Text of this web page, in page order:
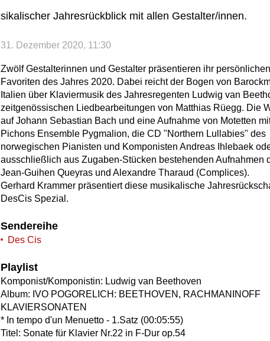
Jahresrückblick mit allen Gestalter/innen.
31. Dezember 2020, 11:30
Zwölf Gestalterinnen und Gestalter präsentieren ihr
Favoriten des Jahres 2020. Dabei reicht der Bogen von
Italien über Klaviermusik des Jahresregenten Ludwig van
zeitgenössischen Liedbearbeitungen von Matthias Rüegg. Die
auf Johann Sebastian Bach und eine Aufnahme von Motetten
Pichons Ensemble Pygmalion, die CD "Northern Lullabies" des
norwegischen Pianisten und Komponisten Andreas Ihlebaek
ausschließlich aus Zugaben-Stücken bestehenden Aufnahmen
Jean-Guihen Queyras und Alexandre Tharaud (Complices).
Gerhard Krammer präsentiert diese musikalische
DesCis Spezial.
Sendereihe
Des Cis
Playlist
Komponist/Komponistin: Ludwig van Beethoven
Album: IVO POGORELICH: BEETHOVEN, RACHMANINOFF
KLAVIERSONATEN
* In tempo d'un Menuetto - 1.Satz (00:05:55)
Titel: Sonate für Klavier Nr.22 in F-Dur op.54